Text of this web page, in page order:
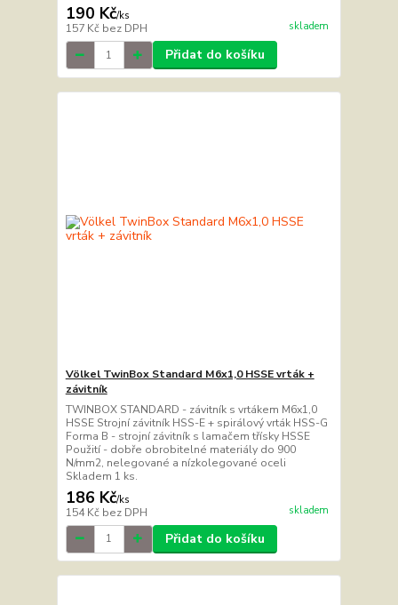
190 Kč/ks
157 Kč bez DPH skladem
Přidat do košíku
Völkel TwinBox Standard M6x1,0 HSSE vrták +
závitník
TWINBOX STANDARD - závitník s vrtákem M6x1,0
HSSE Strojní závitník HSS-E + spirálový vrták HSS-G
Forma B - strojní závitník s lamačem třísky HSSE
Použití - dobře obrobitelné materiály do 900
N/mm2, nelegované a nízkolegované oceli
Skladem 1 ks.
186 Kč/ks
154 Kč bez DPH skladem
Přidat do košíku